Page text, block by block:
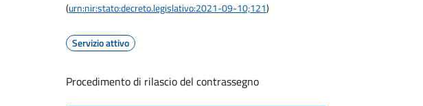
(urn:nir:stato:decreto.legislativo:2021-09-10;121)
Servizio attivo
Procedimento di rilascio del contrassegno